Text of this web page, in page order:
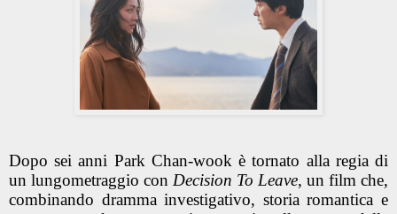
Dopo sei anni Park Chan-wook è tornato alla regia di
un lungometraggio con Decision To Leave, un film che,
combinando dramma investigativo, storia romantica e